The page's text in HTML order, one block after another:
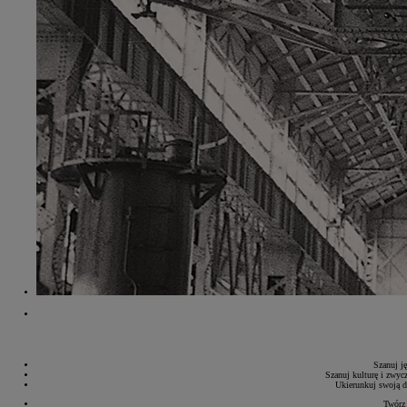
Od81 900 zł
Szanuj
Szanuj kulturę i
Ukierunkuj swoją